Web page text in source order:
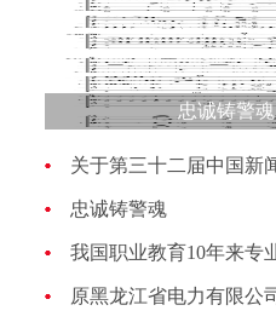
忠诚铸警魂
忠诚铸警魂